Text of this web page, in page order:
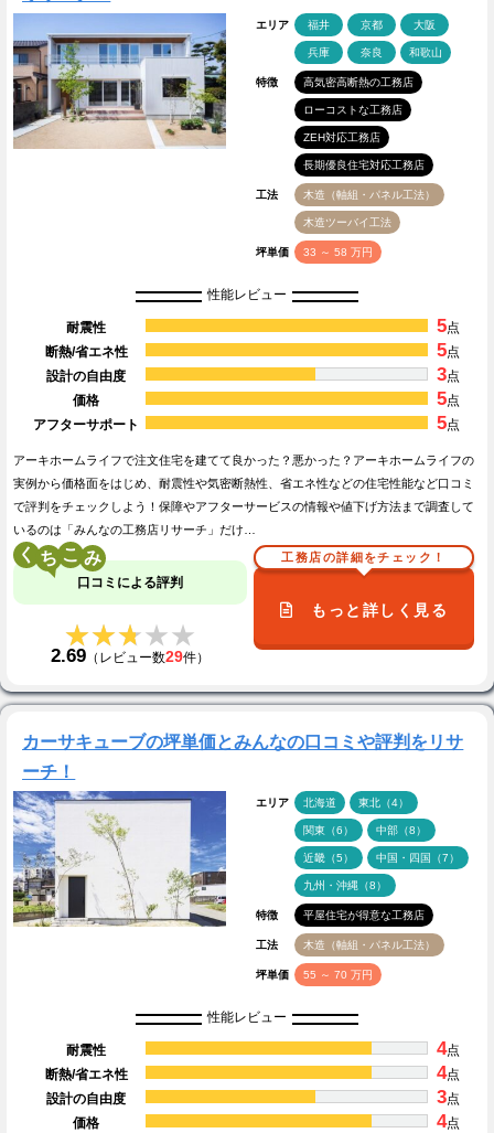
エリア 福井 京都 大阪
兵庫 奈良 和歌山
特徴 高気密高断熱の工務店
ローコストな工務店
ZEH対応工務店
長期優良住宅対応工務店
工法 木造（軸組・パネル工法）
木造ツーバイ工法
坪単価 33 ～ 58 万円
性能レビュー
耐震性 5点
断熱/省エネ性
5点
設計の自由度
3点
価格
5点
アフターサポート
5点
アーキホームライフで注文住宅を建てて良かった？悪かった？アーキホームライフの
実例から価格面をはじめ、耐震性や気密断熱性、省エネ性などの住宅性能など口コミ
で評判をチェックしよう！保障やアフターサービスの情報や値下げ方法まで調査して
いるのは「みんなの工務店リサーチ」だけ…
く こ
口コミによる評判
★★★★★
★★★★★
2.69 （レビュー数29件）
工務店の詳細をチェック！
もっと詳しく見る
カーサキューブの坪単価とみんなの口コミや評判をリサ
ーチ！
エリア 北海道 東北（4）
関東（6） 中部（8）
近畿（5） 中国・四国（7）
九州・沖縄（8）
特徴 平屋住宅が得意な工務店
工法 木造（軸組・パネル工法）
坪単価 55 ～ 70 万円
性能レビュー
耐震性 4点
断熱/省エネ性
4点
設計の自由度
3点
価格
4点